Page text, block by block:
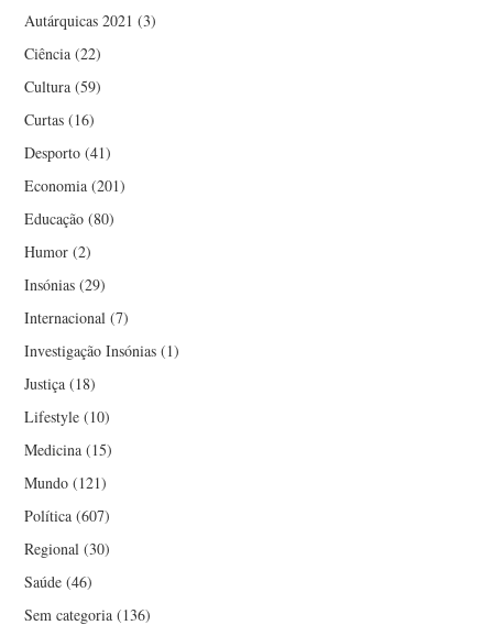
Autárquicas 2021 (3)
Ciência (22)
Cultura (59)
Curtas (16)
Desporto (41)
Economia (201)
Educação (80)
Humor (2)
Insónias (29)
Internacional (7)
Investigação Insónias (1)
Justiça (18)
Lifestyle (10)
Medicina (15)
Mundo (121)
Política (607)
Regional (30)
Saúde (46)
Sem categoria (136)